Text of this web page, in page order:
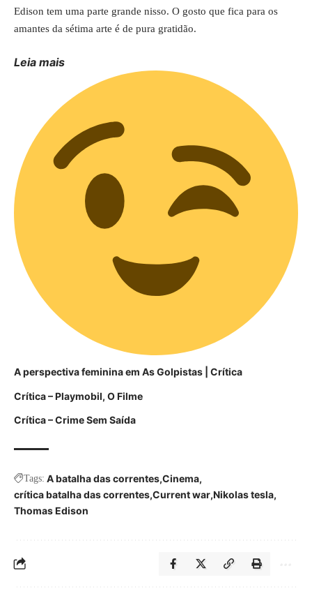
Edison tem uma parte grande nisso. O gosto que fica para os
amantes da sétima arte é de pura gratidão.
Leia mais
A perspectiva feminina em As Golpistas | Crítica
Crítica – Playmobil, O Filme
Crítica – Crime Sem Saída
Tags: A batalha das correntes Cinema
crítica batalha das correntes Current war Nikolas tesla
Thomas Edison